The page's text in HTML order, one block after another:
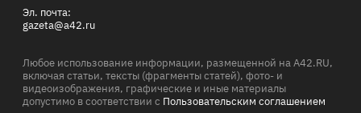
Эл. почта:
gazeta@a42.ru
Любое использование информации, размещенной на A42.RU,
включая статьи, тексты (фрагменты статей), фото- и
видеоизображения, графические и иные материалы
допустимо в соответствии с Пользовательским соглашением